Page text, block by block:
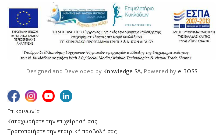
Designed and Developed by Knowledge SA, Powered by e-BOSS
Επικοινωνία
Καταχωρήστε την επιχείρησή σας
Τροποποιήστε την εταιρική προβολή σας